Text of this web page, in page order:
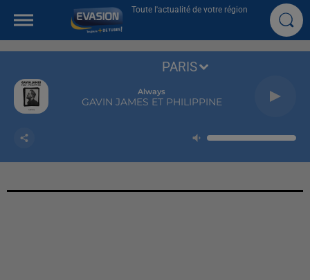
Toute l'actualité de votre région
Always
GAVIN JAMES ET PHILIPPINE
PARIS